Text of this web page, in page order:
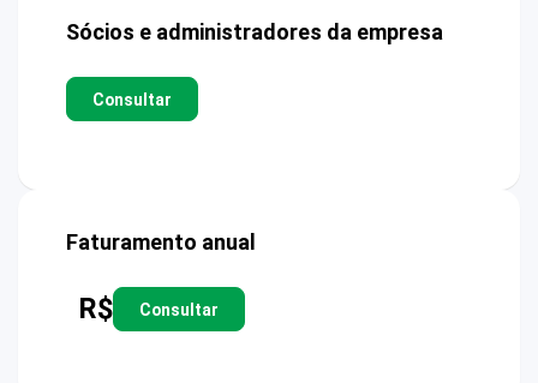
Sócios e administradores da empresa
Consultar
Faturamento anual
R$ Consultar